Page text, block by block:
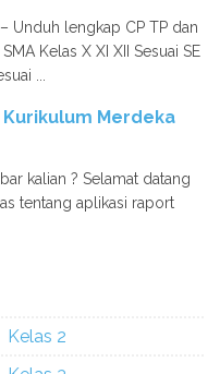
Unduh lengkap CP TP dan
Kelas X XI XII Sesuai SE
...
Merdeka
kalian ? Selamat datang
tentang aplikasi raport
Kelas 2